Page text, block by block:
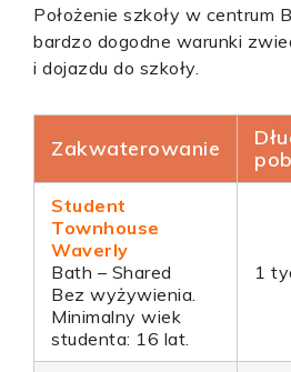
Położenie szkoły w centrum
bardzo dogodne warunki
i dojazdu do szkoły.
Zakwaterowanie
Student
Townhouse
Waverly
Bath – Shared
Bez wyżywienia.
Minimalny wiek
studenta: 16 lat.
1